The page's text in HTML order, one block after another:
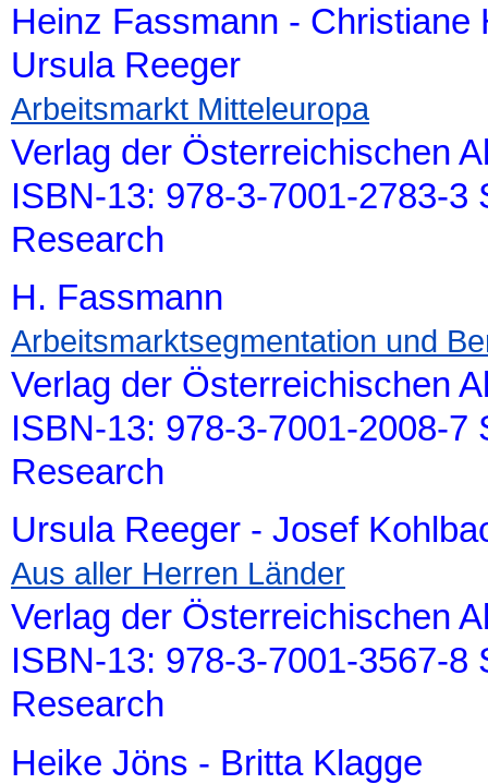
Heinz Fassmann -
Ursula Reeger
Arbeitsmarkt Mitteleuropa
Verlag der Österreichischen
ISBN-13: 978-3-7001-2783-3
Research
H. Fassmann
Arbeitsmarktsegmentation und
Verlag der Österreichischen
ISBN-13: 978-3-7001-2008-7
Research
Ursula Reeger - Josef
Aus aller Herren Länder
Verlag der Österreichischen
ISBN-13: 978-3-7001-3567-8
Research
Heike Jöns - Britta Klagge